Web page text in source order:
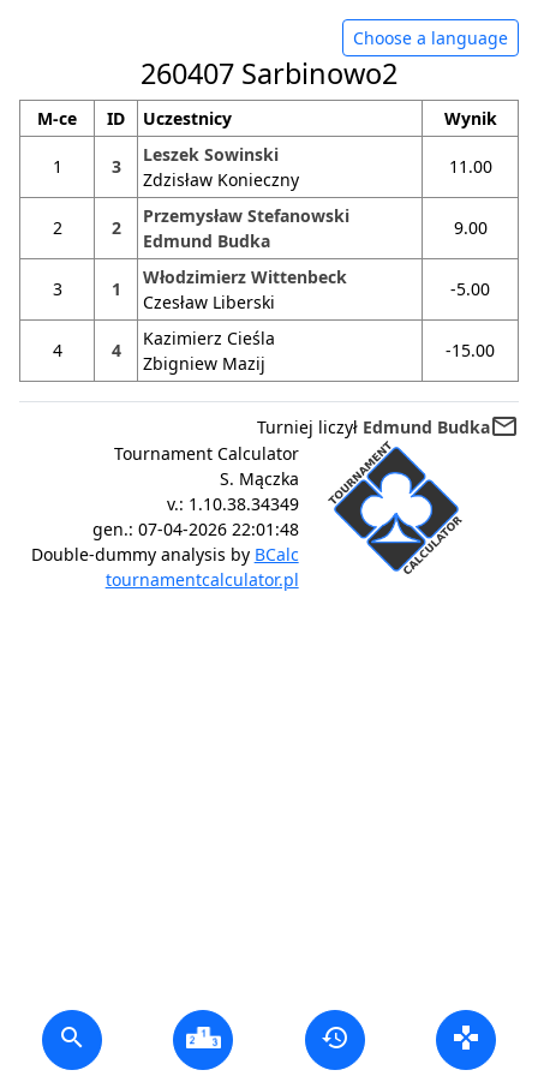
Choose a language
260407 Sarbinowo2
M-ce ID Uczestnicy Wynik
1 3
Leszek Sowinski
Zdzisław Konieczny
11.00
2 2
Przemysław Stefanowski
Edmund Budka
9.00
3 1
Włodzimierz Wittenbeck
Czesław Liberski
-5.00
4 4
Kazimierz Cieśla
Zbigniew Mazij
-15.00
Turniej liczył Edmund Budkamail_outline
Tournament Calculator
S. Mączka
v.: 1.10.38.34349
gen.: 07-04-2026 22:01:48
Double-dummy analysis by BCalc
tournamentcalculator.pl
search history gamepad